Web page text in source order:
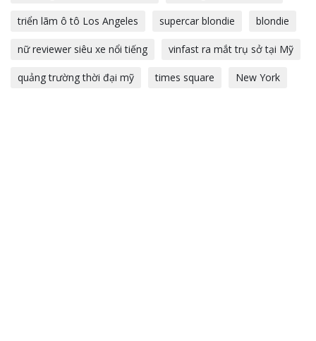
triển lãm ô tô Los Angeles supercar blondie blondie
nữ reviewer siêu xe nổi tiếng vinfast ra mắt trụ sở tại Mỹ
quảng trường thời đại mỹ times square New York